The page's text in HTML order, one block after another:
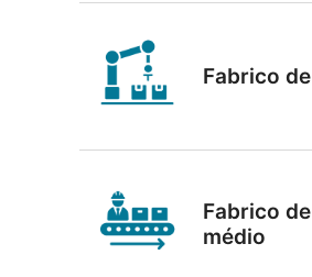
Fabrico
Fabrico
médio